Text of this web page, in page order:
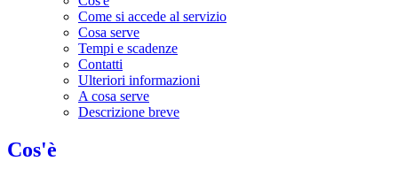
Come si accede al servizio
Cosa serve
Tempi e scadenze
Contatti
Ulteriori informazioni
A cosa serve
Descrizione breve
Cos'è